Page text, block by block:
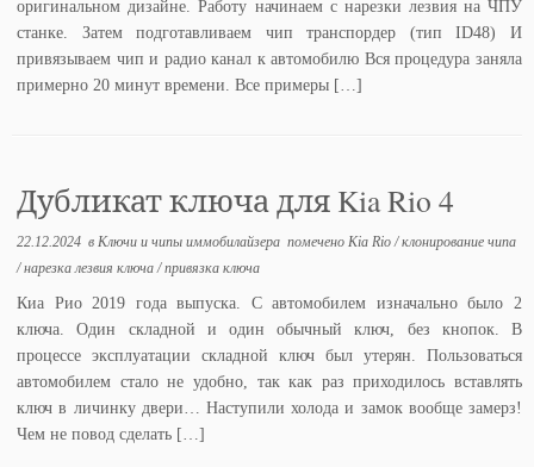
оригинальном дизайне. Работу начинаем с нарезки лезвия на ЧПУ
станке. Затем подготавливаем чип транспордер (тип ID48) И
привязываем чип и радио канал к автомобилю Вся процедура заняла
примерно 20 минут времени. Все примеры […]
Дубликат ключа для Kia Rio 4
22.12.2024 в Ключи и чипы иммобилайзера помечено Kia Rio/клонирование чипа
/нарезка лезвия ключа/привязка ключа
Киа Рио 2019 года выпуска. С автомобилем изначально было 2
ключа. Один складной и один обычный ключ, без кнопок. В
процессе эксплуатации складной ключ был утерян. Пользоваться
автомобилем стало не удобно, так как раз приходилось вставлять
ключ в личинку двери… Наступили холода и замок вообще замерз!
Чем не повод сделать […]